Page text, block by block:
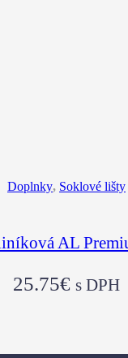
Doplnky, Soklové lišty
AL
25.75€ s DPH